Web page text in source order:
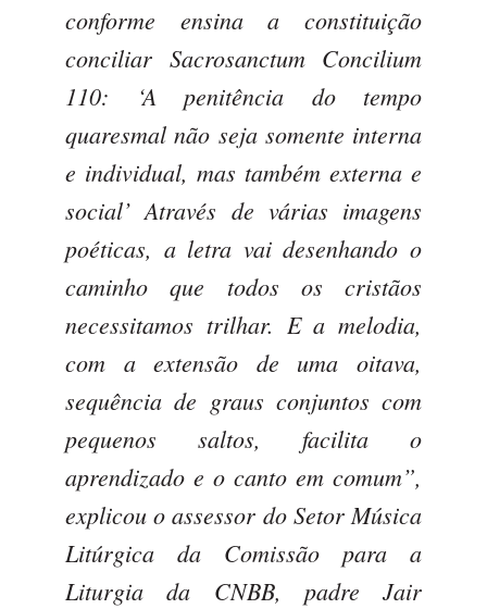
conforme ensina a constituição
conciliar Sacrosanctum Concilium
110: ‘A penitência do tempo
quaresmal não seja somente interna
e individual, mas também externa e
social’ Através de várias imagens
poéticas, a letra vai desenhando o
caminho que todos os cristãos
necessitamos trilhar. E a melodia,
com a extensão de uma oitava,
sequência de graus conjuntos com
pequenos saltos, facilita o
aprendizado e o canto em comum”,
explicou o assessor do Setor Música
Litúrgica da Comissão para a
Liturgia da CNBB, padre Jair